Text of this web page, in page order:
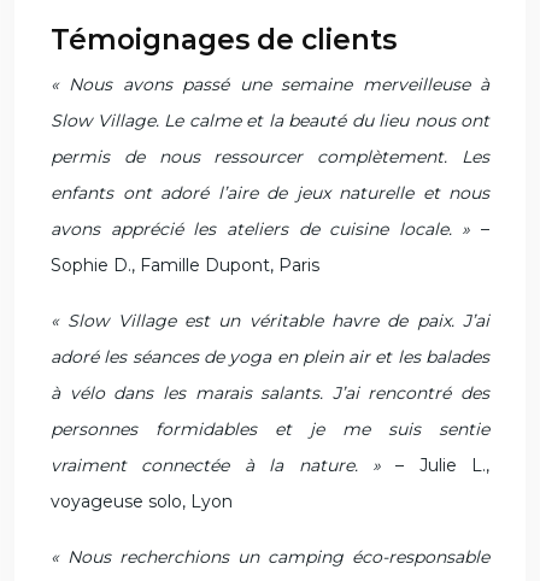
Témoignages de clients
« Nous avons passé une semaine merveilleuse à
Slow Village. Le calme et la beauté du lieu nous ont
permis de nous ressourcer complètement. Les
enfants ont adoré l’aire de jeux naturelle et nous
avons apprécié les ateliers de cuisine locale. » –
Sophie D., Famille Dupont, Paris
« Slow Village est un véritable havre de paix. J’ai
adoré les séances de yoga en plein air et les balades
à vélo dans les marais salants. J’ai rencontré des
personnes formidables et je me suis sentie
vraiment connectée à la nature. »– Julie L.,
voyageuse solo, Lyon
« Nous recherchions un camping éco-responsable